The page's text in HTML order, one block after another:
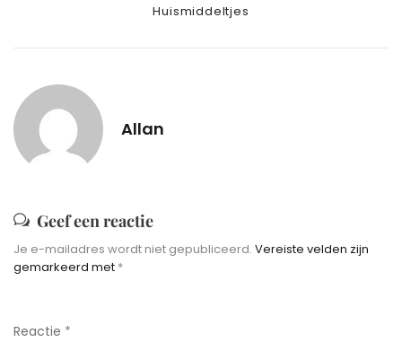
Categories
Huismiddeltjes
Allan
Geef een reactie
Je e-mailadres wordt niet gepubliceerd. Vereiste velden zijn
gemarkeerd met *
Reactie *